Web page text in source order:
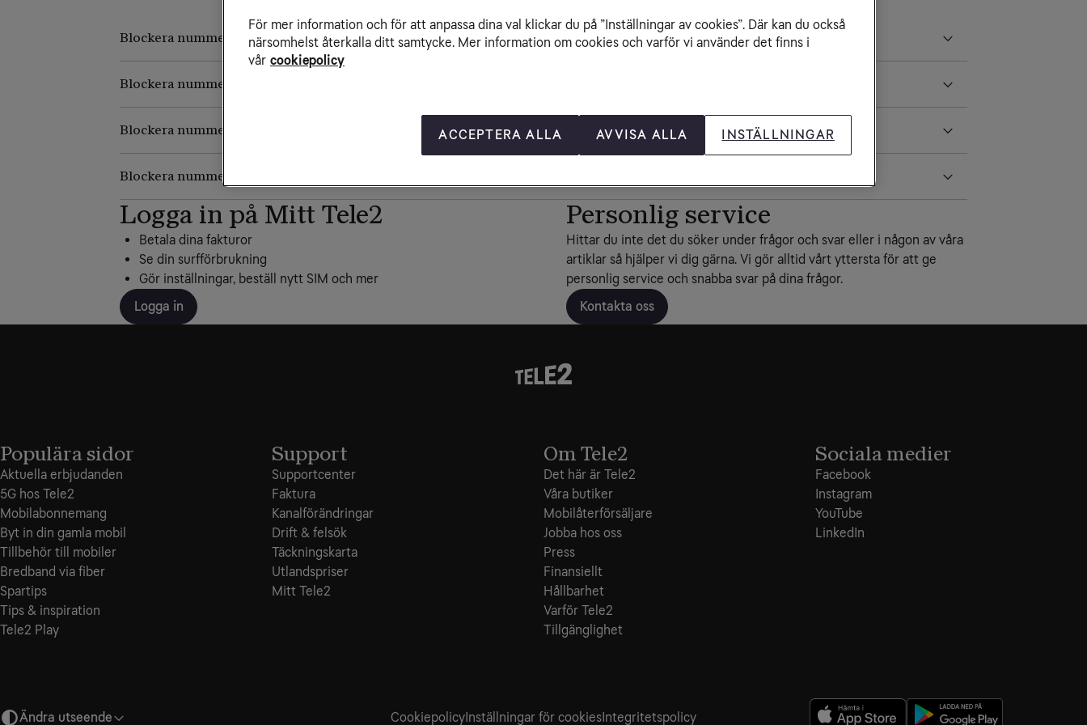
Blockera nummer i iPhone
Blockera nummer i Samsung
Blockera nummer i Huawei
Blockera nummer i övriga Androidmobiler
Logga in på Mitt Tele2
Betala dina fakturor
Se din surfförbrukning
Gör inställningar, beställ nytt SIM och mer
Logga in
Personlig service
Hittar du inte det du söker under frågor och svar eller i någon av våra
artiklar så hjälper vi dig gärna. Vi gör alltid vårt yttersta för att ge
personlig service och snabba svar på dina frågor.
Kontakta oss
Populära sidor
Aktuella erbjudanden
5G hos Tele2
Mobilabonnemang
Byt in din gamla mobil
Tillbehör till mobiler
Bredband via fiber
Spartips
Tips & inspiration
Tele2 Play
Support
Supportcenter
Faktura
Kanalförändringar
Drift & felsök
Täckningskarta
Utlandspriser
Mitt Tele2
Om Tele2
Det här är Tele2
Våra butiker
Mobilåterförsäljare
Jobba hos oss
Press
Finansiellt
Hållbarhet
Varför Tele2
Tillgänglighet
Sociala medier
Facebook
Instagram
YouTube
LinkedIn
Ändra utseende CookiepolicyInställningar för cookiesIntegritets­policy
För mer information och för att anpassa dina val klickar du på ”Inställningar av cookies”. Där kan du också
närsomhelst återkalla ditt samtycke. Mer information om cookies och varför vi använder det finns i
vår cookiepolicy
ACCEPTERA ALLA AVVISA ALLA INSTÄLLNINGAR